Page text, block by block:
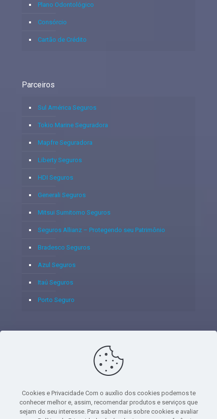
Plano Odontológico
Consórcio
Cartão de Crédito
Parceiros
Sul América Seguros
Tokio Marine Seguradora
Mapfre Seguradora
Liberty Seguros
HDI Seguros
Generali Seguros
Mitsui Sumitomo Seguros
Seguros Allianz – Protegendo seu Patrimônio
Bradesco Seguros
Azul Seguros
Itaú Seguros
Porto Seguro
© 2020 - Yoshie & Maia Corretora de Seguros Ltda - CNPJ:
05.459.716/0001-75 - SUSEP: 100637106 AV DOS
PAVIMENTO - CEP 06.020-012 - VILA YARA - OSASCO - UF SP -
TELEFONE - (11) 8251-9266
Cookies e Privacidade Com o auxílio dos cookies podemos te
conhecer melhor e, assim, recomendar produtos e serviços que
sejam do seu interesse. Para saber mais sobre cookies e avaliar